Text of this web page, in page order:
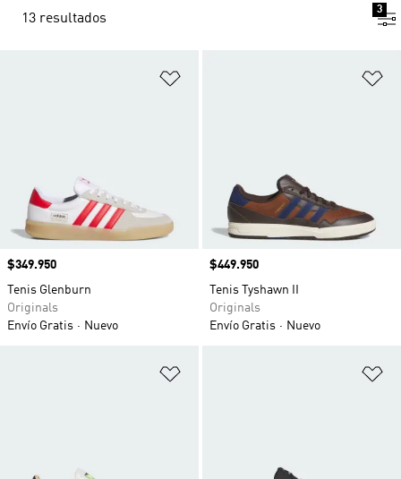
13 resultados
3
Precio
$349.950
Tenis Glenburn
Originals
Envío Gratis
Nuevo
Precio
$449.950
Tenis Tyshawn II
Originals
Envío Gratis
Nuevo